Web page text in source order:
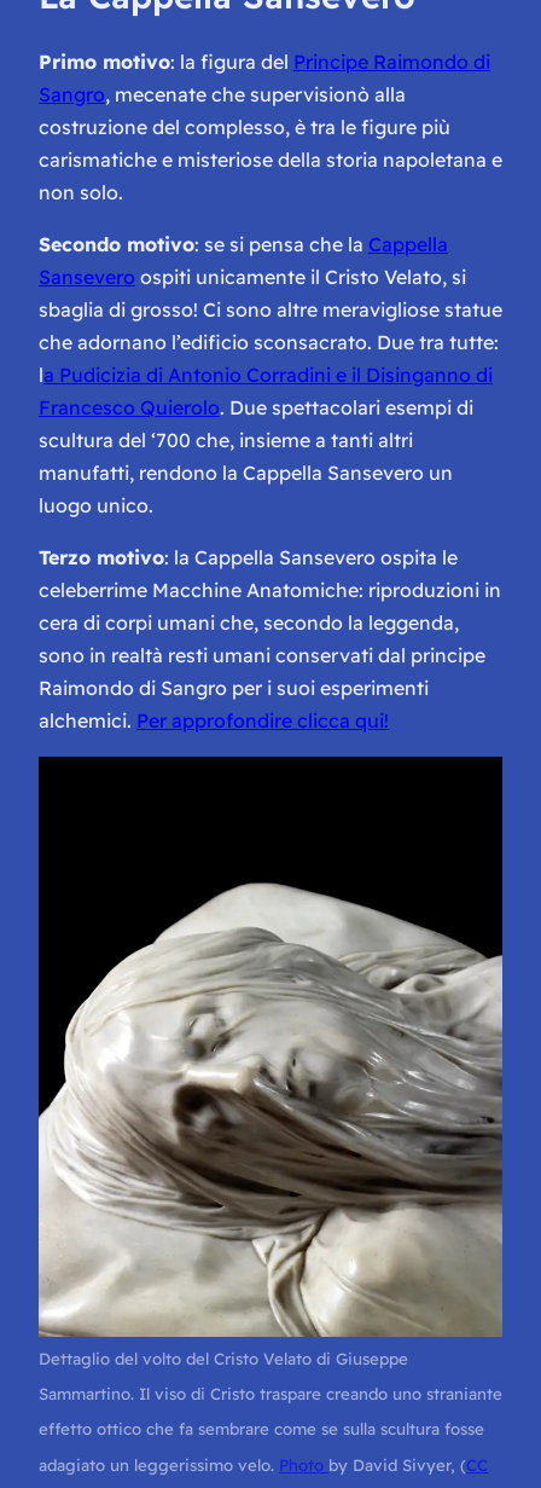
Primo motivo: la figura del Principe Raimondo di
Sangro, mecenate che supervisionò alla
costruzione del complesso, è tra le figure più
carismatiche e misteriose della storia napoletana e
non solo.
Secondo motivo: se si pensa che la Cappella
Sansevero ospiti unicamente il Cristo Velato, si
sbaglia di grosso! Ci sono altre meravigliose statue
che adornano l’edificio sconsacrato. Due tra tutte:
la Pudicizia di Antonio Corradini e il Disinganno di
Francesco Quierolo. Due spettacolari esempi di
scultura del ‘700 che, insieme a tanti altri
manufatti, rendono la Cappella Sansevero un
luogo unico.
Terzo motivo: la Cappella Sansevero ospita le
celeberrime Macchine Anatomiche: riproduzioni in
cera di corpi umani che, secondo la leggenda,
sono in realtà resti umani conservati dal principe
Raimondo di Sangro per i suoi esperimenti
alchemici. Per approfondire clicca qui!
Dettaglio del volto del Cristo Velato di Giuseppe
Sammartino. Il viso di Cristo traspare creando uno straniante
effetto ottico che fa sembrare come se sulla scultura fosse
adagiato un leggerissimo velo. Photo by David Sivyer, (CC